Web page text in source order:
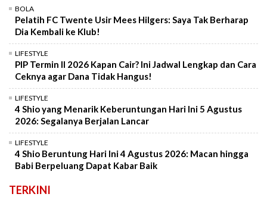
BOLA
Pelatih FC Twente Usir Mees Hilgers: Saya Tak Berharap
Dia Kembali ke Klub!
LIFESTYLE
PIP Termin II 2026 Kapan Cair? Ini Jadwal Lengkap dan Cara
Ceknya agar Dana Tidak Hangus!
LIFESTYLE
4 Shio yang Menarik Keberuntungan Hari Ini 5 Agustus
2026: Segalanya Berjalan Lancar
LIFESTYLE
4 Shio Beruntung Hari Ini 4 Agustus 2026: Macan hingga
Babi Berpeluang Dapat Kabar Baik
TERKINI